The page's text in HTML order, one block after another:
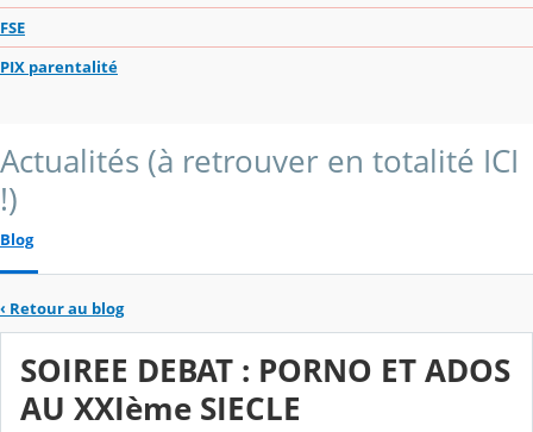
FSE
PIX parentalité
Actualités (à retrouver en totalité ICI
!)
Blog
‹ Retour au blog
SOIREE DEBAT : PORNO ET ADOS
AU XXIème SIECLE